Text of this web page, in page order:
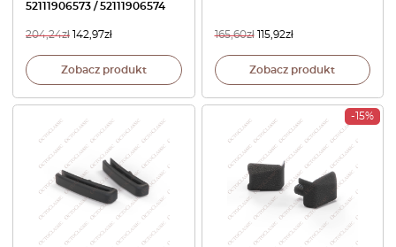
52111906573 / 52111906574
204,24zł 142,97zł
Zobacz produkt
165,60zł 115,92zł
Zobacz produkt
-15%